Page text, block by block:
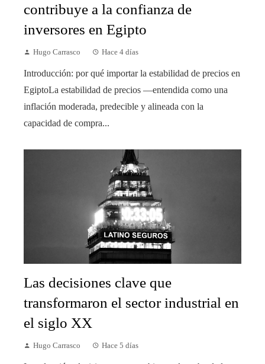
contribuye a la confianza de
inversores en Egipto
Hugo Carrasco Hace 4 días
Introducción: por qué importar la estabilidad de precios en
EgiptoLa estabilidad de precios —entendida como una
inflación moderada, predecible y alineada con la
capacidad de compra...
Las decisiones clave que
transformaron el sector industrial en
el siglo XX
Hugo Carrasco Hace 5 días